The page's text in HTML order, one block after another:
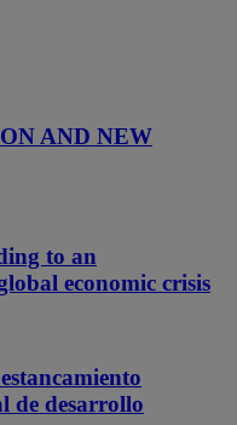
AND NEW
to an
economic crisis
de desarrollo